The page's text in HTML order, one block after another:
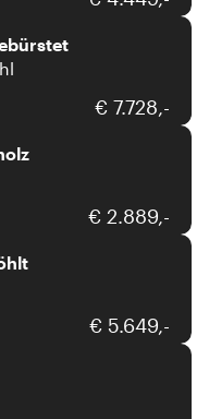
€ 7.728,-
Interliving
€ 2.889,-
Janua
€ 5.649,-
Kare